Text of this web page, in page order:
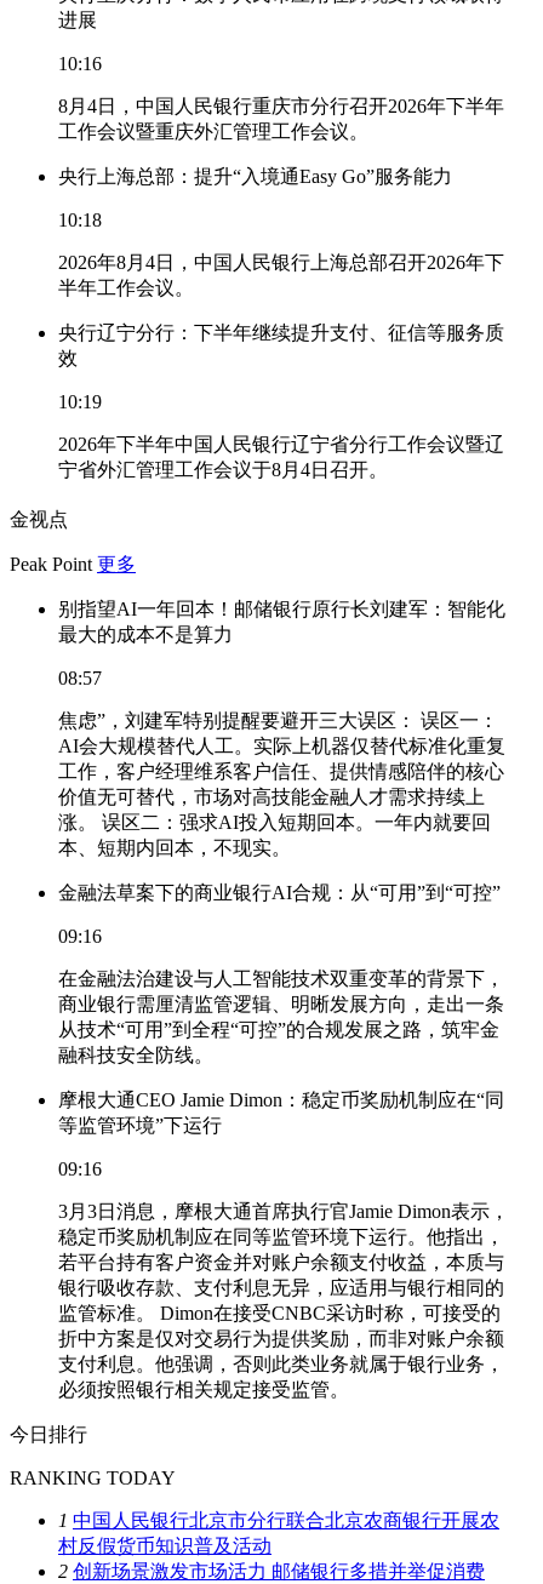
进展
10:16
8月4日，中国人民银行重庆市分行召开2026年下半年
工作会议暨重庆外汇管理工作会议。
央行上海总部：提升“入境通Easy Go”服务能力
10:18
2026年8月4日，中国人民银行上海总部召开2026年下
半年工作会议。
央行辽宁分行：下半年继续提升支付、征信等服务质
效
10:19
2026年下半年中国人民银行辽宁省分行工作会议暨辽
宁省外汇管理工作会议于8月4日召开。
金视点
Peak Point 更多
别指望AI一年回本！邮储银行原行长刘建军：智能化
最大的成本不是算力
08:57
焦虑”，刘建军特别提醒要避开三大误区： 误区一：
AI会大规模替代人工。实际上机器仅替代标准化重复
工作，客户经理维系客户信任、提供情感陪伴的核心
价值无可替代，市场对高技能金融人才需求持续上
涨。 误区二：强求AI投入短期回本。一年内就要回
本、短期内回本，不现实。
金融法草案下的商业银行AI合规：从“可用”到“可控”
09:16
在金融法治建设与人工智能技术双重变革的背景下，
商业银行需厘清监管逻辑、明晰发展方向，走出一条
从技术“可用”到全程“可控”的合规发展之路，筑牢金
融科技安全防线。
摩根大通CEO Jamie Dimon：稳定币奖励机制应在“同
等监管环境”下运行
09:16
3月3日消息，摩根大通首席执行官Jamie Dimon表示，
稳定币奖励机制应在同等监管环境下运行。他指出，
若平台持有客户资金并对账户余额支付收益，本质与
银行吸收存款、支付利息无异，应适用与银行相同的
监管标准。 Dimon在接受CNBC采访时称，可接受的
折中方案是仅对交易行为提供奖励，而非对账户余额
支付利息。他强调，否则此类业务就属于银行业务，
必须按照银行相关规定接受监管。
今日排行
RANKING TODAY
1 中国人民银行北京市分行联合北京农商银行开展农
村反假货币知识普及活动
2 创新场景激发市场活力 邮储银行多措并举促消费